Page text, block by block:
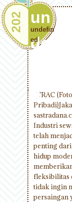
202
un
def
d
undefin
ed
TRAC
Industri
telah
penting dari
hidup
fleksibilitas
tidak ingin
persaingan